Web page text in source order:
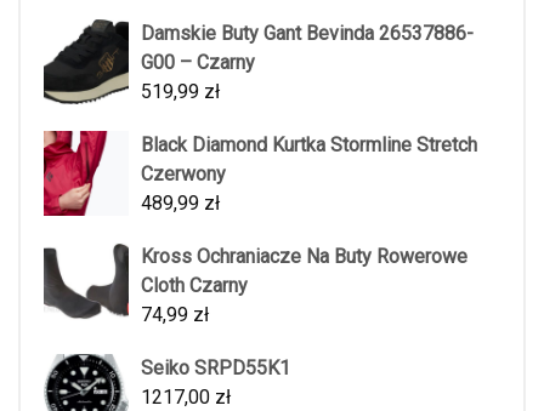
Damskie Buty Gant Bevinda 26537886-
G00 – Czarny
519,99 zł
Black Diamond Kurtka Stormline Stretch
Czerwony
489,99 zł
Kross Ochraniacze Na Buty Rowerowe
Cloth Czarny
74,99 zł
Seiko SRPD55K1
1217,00 zł